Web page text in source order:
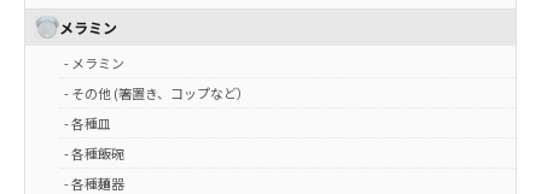
メラミン
- メラミン
- その他 (箸置き、コップなど）
- 各種皿
- 各種飯碗
- 各種麺器